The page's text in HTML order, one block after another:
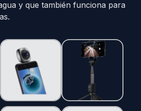
y que también funciona para